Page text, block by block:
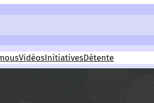
VidéosInitiativesDétente